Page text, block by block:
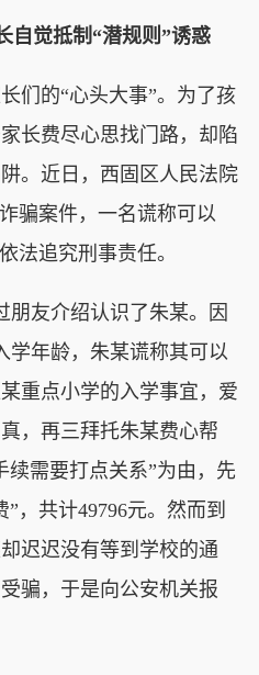
自觉抵制“潜规则”诱惑
的“心头大事”。为了孩
长费尽心思找门路，却陷
。近日，西固区人民法院
骗案件，一名谎称可以
法追究刑事责任。
友介绍认识了朱某。因
学年龄，朱某谎称其可以
重点小学的入学事宜，爱
，再三拜托朱某费心帮
续需要打点关系”为由，先
，共计49796元。然而到
迟迟没有等到学校的通
骗，于是向公安机关报